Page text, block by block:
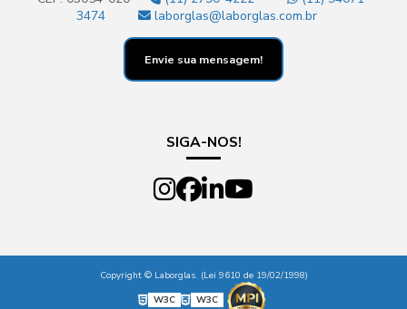
3474
laborglas@laborglas.com.br
Envie sua mensagem!
SIGA-NOS!
Copyright © Laborglas. (Lei 9610 de 19/02/1998)
W3C
W3C